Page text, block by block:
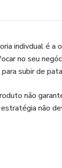
indivdual é a
no seu
subir de
não
não